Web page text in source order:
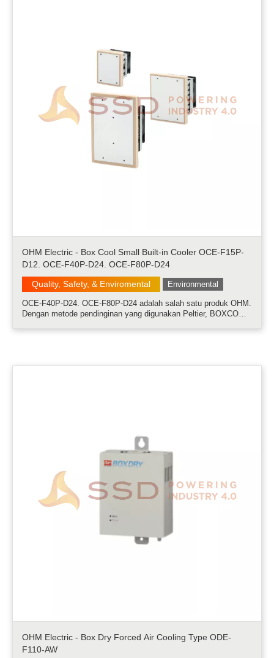
OHM Electric - Box Cool Small Built-in Cooler OCE-F15P-
D12. OCE-F40P-D24. OCE-F80P-D24
Quality, Safety, & Enviromental
Environmental
OCE-F40P-D24. OCE-F80P-D24 adalah salah satu produk OHM.
Dengan metode pendinginan yang digunakan Peltier, BOXCOOL
OHM Electric - Box Dry Forced Air Cooling Type ODE-
F110-AW